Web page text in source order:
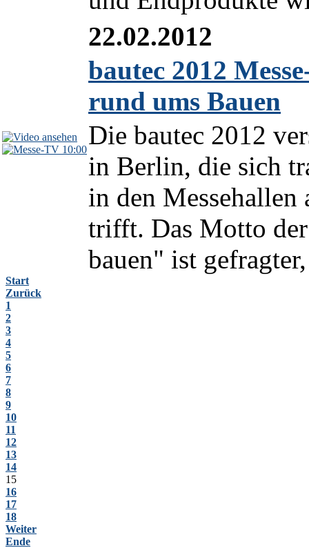
10:00
22.02.2012
bautec 2012
rund ums Bauen
Die bautec 2012
in Berlin, die sich
in den
trifft. Das Motto
bauen" ist
Start
Zurück
1
2
3
4
5
6
7
8
9
10
11
12
13
14
15
16
17
18
Weiter
Ende